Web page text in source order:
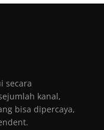
secara
kanal,
bisa dipercaya,